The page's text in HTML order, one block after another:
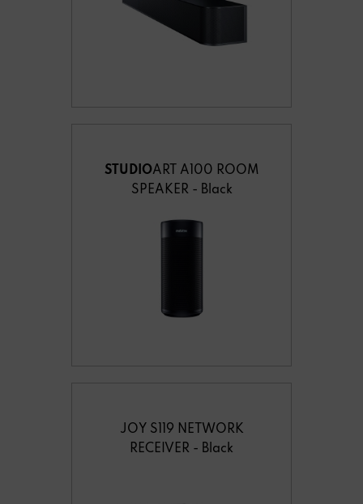
STUDIOART A100 ROOM
SPEAKER - Black
JOY S119 NETWORK
RECEIVER - Black